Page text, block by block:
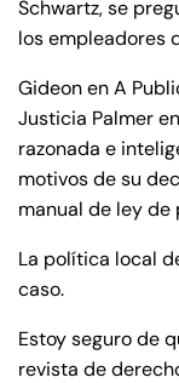
on
ne
cu
t
Schwartz, se
los empleadores
Gideon en A
Justicia Palmer
razonada e
motivos de su
manual de ley
La política local
caso.
Estoy seguro de
revista de